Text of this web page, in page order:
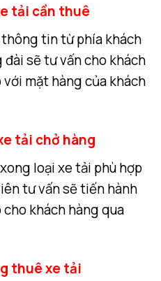
tải cần thuê
tin từ phía khách
sẽ tư vấn cho khách
mặt hàng của khách
tải chở hàng
loại xe tải phù hợp
tư vấn sẽ tiến hành
khách hàng qua
thuê xe tải